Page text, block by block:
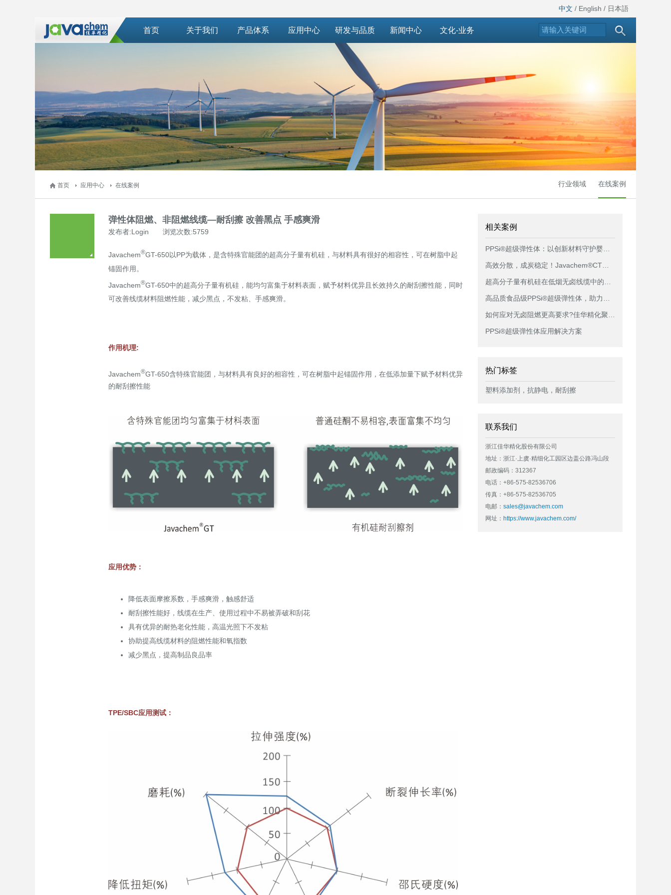
中文 / English / 日本語
首页 关于我们 产品体系 应用中心 研发与品质 新闻中心 文化-业务
首页 应用中心 在线案例 行业领域 在线案例
弹性体阻燃、非阻燃线缆—耐刮擦 改善黑点 手感爽滑
发布者:Login 浏览次数:5759
Javachem®GT-650以PP为载体，是含特殊官能团的超高分子量有机硅，与材料具有很好的相容性，可在树脂中起
锚固作用。
Javachem®GT-650中的超高分子量有机硅，能均匀富集于材料表面，赋予材料优异且长效持久的耐刮擦性能，同时
可改善线缆材料阻燃性能，减少黑点，不发粘、手感爽滑。
作用机理:
Javachem®GT-650含特殊官能团，与材料具有良好的相容性，可在树脂中起锚固作用，在低添加量下赋予材料优异
的耐刮擦性能
应用优势：
降低表面摩擦系数，手感爽滑，触感舒适
耐刮擦性能好，线缆在生产、使用过程中不易被弄破和刮花
具有优异的耐热老化性能，高温光照下不发粘
协助提高线缆材料的阻燃性能和氧指数
减少黑点，提高制品良品率
TPE/SBC应用测试：
相关案例
PPSi®超级弹性体应用解决方案
热门标签
塑料添加剂，抗静电，耐刮擦
联系我们
浙江佳华精化股份有限公司
地址：浙江·上虞·精细化工园区边盖公路冯山段
邮政编码：312367
电话：+86-575-82536706
传真：+86-575-82536705
电邮： sales@javachem.com
网址： https://www.javachem.com/